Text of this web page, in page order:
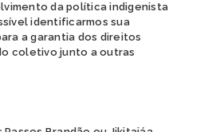
da política indigenista
identificarmos sua
a garantia dos direitos
coletivo junto a outras